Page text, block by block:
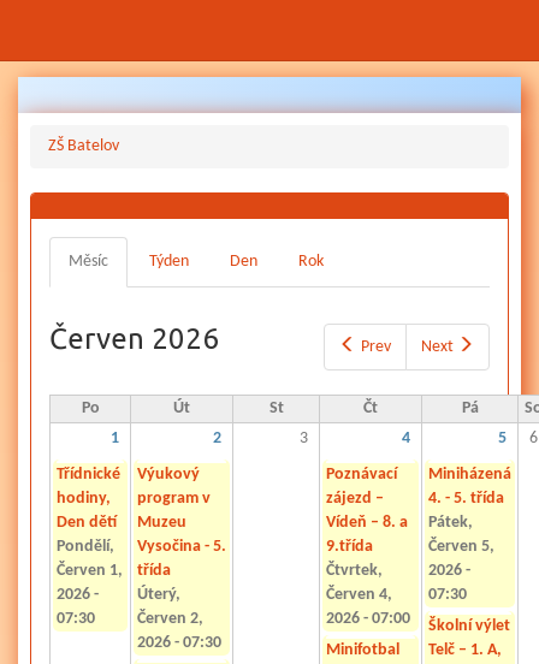
hlavnímu
ZŠ Batelov
Hlavní
záložky
Měsíc (aktivní
záložka)
Týden Den Rok
Prev Next
Červen 2026
Po Út St Čt Pá
1
2 3 4 5
6
Třídnické
hodiny,
Den dětí
Pondělí,
Červen 1,
2026 -
07:30
Výukový
program v
Muzeu
Vysočina - 5.
třída
Úterý,
Červen 2,
2026 - 07:30
Poznávací
zájezd –
Vídeň – 8. a
9.třída
Čtvrtek,
Červen 4,
2026 - 07:00
Minifotbal
Miniházená
4. - 5. třída
Pátek,
Červen 5,
2026 -
07:30
Školní výlet
Telč – 1. A,